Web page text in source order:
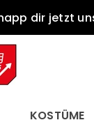
dir jetzt
KOSTÜME